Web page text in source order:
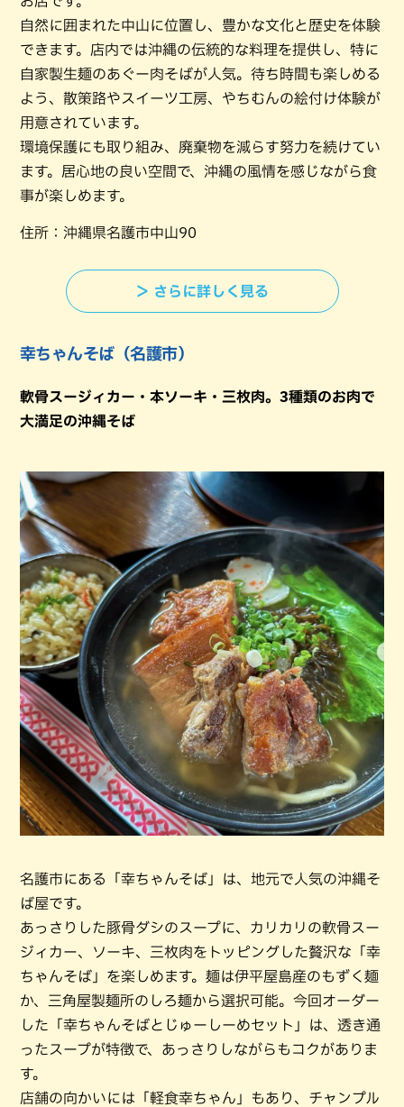
自然に囲まれた中山に位置し、豊かな文化と歴史を体験
できます。店内では沖縄の伝統的な料理を提供し、特に
自家製生麺のあぐー肉そばが人気。待ち時間も楽しめる
よう、散策路やスイーツ工房、やちむんの絵付け体験が
用意されています。
環境保護にも取り組み、廃棄物を減らす努力を続けてい
ます。居心地の良い空間で、沖縄の風情を感じながら食
事が楽しめます。
住所：沖縄県名護市中山90
＞ さらに詳しく見る
幸ちゃんそば（名護市）
軟骨スージィカー・本ソーキ・三枚肉。3種類のお肉で
大満足の沖縄そば
名護市にある「幸ちゃんそば」は、地元で人気の沖縄そ
ば屋です。
あっさりした豚骨ダシのスープに、カリカリの軟骨スー
ジィカー、ソーキ、三枚肉をトッピングした贅沢な「幸
ちゃんそば」を楽しめます。麺は伊平屋島産のもずく麺
か、三角屋製麺所のしろ麺から選択可能。今回オーダー
した「幸ちゃんそばとじゅーしーめセット」は、透き通
ったスープが特徴で、あっさりしながらもコクがありま
す。
店舗の向かいには「軽食幸ちゃん」もあり、チャンプル